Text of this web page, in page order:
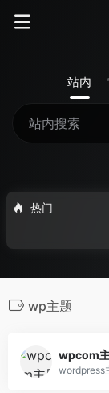
站内
热门
wp主题
wpcom
wordpress